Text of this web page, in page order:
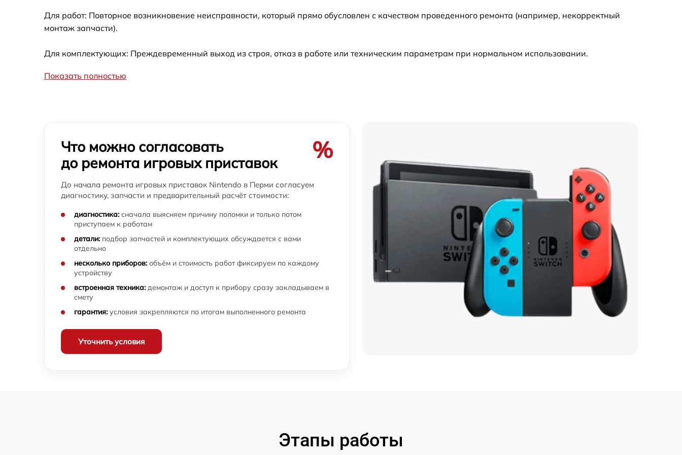
Замена Bluetooth игровой приставки
Nintendo
Замена считывающей головки игровой
приставки Nintendo
от 60 мин 950 р
Замена разъема питания игровой приставки
Для работ: Повторное возникновение неисправности, который прямо обусловлен с качеством проведенного ремонта (например, некорректный
монтаж запчасти).
Для комплектующих: Преждевременный выход из строя, отказ в работе или техническим параметрам при нормальном использовании.
Показать полностью
Что можно согласовать
до ремонта игровых приставок
%
До начала ремонта игровых приставок Nintendo в Перми согласуем
диагностику, запчасти и предварительный расчёт стоимости:
диагностика: сначала выясняем причину поломки и только потом
приступаем к работам
детали: подбор запчастей и комплектующих обсуждается с вами
отдельно
несколько приборов: объём и стоимость работ фиксируем по каждому
устройству
встроенная техника: демонтаж и доступ к прибору сразу закладываем в
смету
гарантия: условия закрепляются по итогам выполненного ремонта
Уточнить условия
Этапы работы